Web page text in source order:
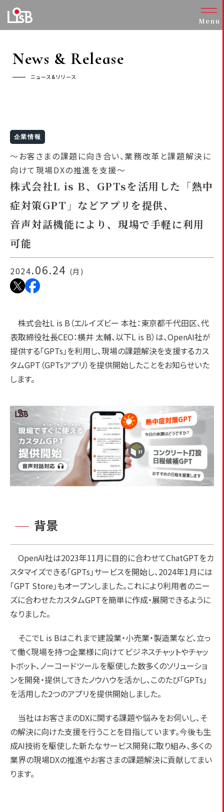
Menu
News & Release
ニュース&リリース
企業情報
～お客さまの課題に向き合い、業務改革と課題解決に
向けて現場DXの推進を支援～
株式会社L is B、GPTsを活用した「熱中
症対策GPT」などアプリを提供、
音声対話機能により、現場で手軽に利用
可能
2024.06.24 (月)
株式会社L is B（エルイズビー 本社：東京都千代田区、代
表取締役社長CEO：横井 太輔、以下L is B）は、OpenAI社が
提供する「GPTs」を利用し、現場の課題解決を支援するカス
タムGPT（GPTsアプリ）を提供開始したことをお知らせいた
します。
背景
OpenAI社は2023年11月に目的に合わせてChatGPTをカ
スタマイズできる「GPTs」サービスを開始し、2024年1月には
「GPT Store」もオープンしました。これにより利用者のニー
ズに合わせたカスタムGPTを簡単に作成・展開できるように
なりました。
そこでL is Bはこれまで建設業・小売業・製造業など、立っ
て働く現場を持つ企業様に向けてビジネスチャットやチャッ
トボット、ノーコードツールを駆使した数多くのソリューショ
ンを開発・提供してきたノウハウを活かし、このたび「GPTs」
を活用した2つのアプリを提供開始しました。
当社はお客さまのDXに関する課題や悩みをお伺いし、そ
の解決に向けた支援を行うことを目指しています。今後も生
成AI技術を駆使した新たなサービス開発に取り組み、多くの
業界の現場DXの推進やお客さまの課題解決に貢献してまい
ります。